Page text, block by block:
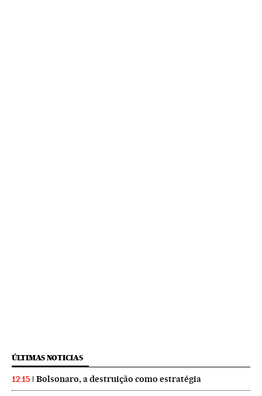
ÚLTIMAS NOTICIAS
12:15 Bolsonaro, a destruição como estratégia